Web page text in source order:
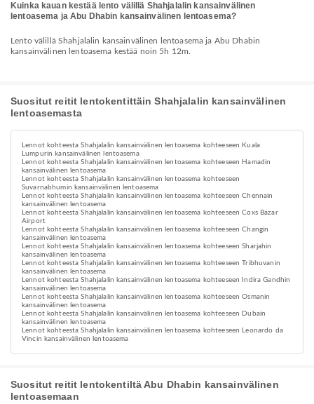
Kuinka kauan kestää lento välillä Shahjalalin kansainvälinen
lentoasema ja Abu Dhabin kansainvälinen lentoasema?
Lento välillä Shahjalalin kansainvälinen lentoasema ja Abu Dhabin
kansainvälinen lentoasema kestää noin 5h 12m.
Suositut reitit lentokentittäin Shahjalalin kansainvälinen
lentoasemasta
Lennot kohteesta Shahjalalin kansainvälinen lentoasema kohteeseen Kuala
Lumpurin kansainvälinen lentoasema
Lennot kohteesta Shahjalalin kansainvälinen lentoasema kohteeseen Hamadin
kansainvälinen lentoasema
Lennot kohteesta Shahjalalin kansainvälinen lentoasema kohteeseen
Suvarnabhumin kansainvälinen lentoasema
Lennot kohteesta Shahjalalin kansainvälinen lentoasema kohteeseen Chennain
kansainvälinen lentoasema
Lennot kohteesta Shahjalalin kansainvälinen lentoasema kohteeseen Coxs Bazar
Airport
Lennot kohteesta Shahjalalin kansainvälinen lentoasema kohteeseen Changin
kansainvälinen lentoasema
Lennot kohteesta Shahjalalin kansainvälinen lentoasema kohteeseen Sharjahin
kansainvälinen lentoasema
Lennot kohteesta Shahjalalin kansainvälinen lentoasema kohteeseen Tribhuvanin
kansainvälinen lentoasema
Lennot kohteesta Shahjalalin kansainvälinen lentoasema kohteeseen Indira Gandhin
kansainvälinen lentoasema
Lennot kohteesta Shahjalalin kansainvälinen lentoasema kohteeseen Osmanin
kansainvälinen lentoasema
Lennot kohteesta Shahjalalin kansainvälinen lentoasema kohteeseen Dubain
kansainvälinen lentoasema
Lennot kohteesta Shahjalalin kansainvälinen lentoasema kohteeseen Leonardo da
Vincin kansainvälinen lentoasema
Suositut reitit lentokentiltä Abu Dhabin kansainvälinen
lentoasemaan